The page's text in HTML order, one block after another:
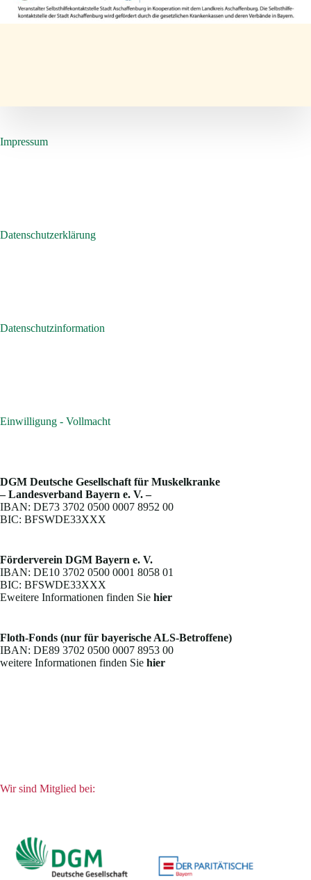
Impressum
Datenschutzerklärung
Datenschutzinformation
Einwilligung - Vollmacht
DGM Deutsche Gesellschaft für Muskelkranke
– Landesverband Bayern e. V. –
IBAN: DE73 3702 0500 0007 8952 00
BIC: BFSWDE33XXX
Förderverein DGM Bayern e. V.
IBAN: DE10 3702 0500 0001 8058 01
BIC: BFSWDE33XXX
Eweitere Informationen finden Sie hier
Floth-Fonds (nur für bayerische ALS-Betroffene)
IBAN: DE89 3702 0500 0007 8953 00
weitere Informationen finden Sie hier
Wir sind Mitglied bei: